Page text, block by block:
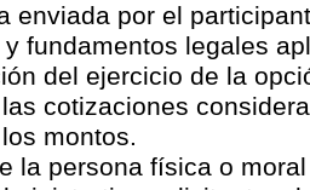
enviada por el
fundamentos legales
del ejercicio de la
cotizaciones
montos.
la persona física o